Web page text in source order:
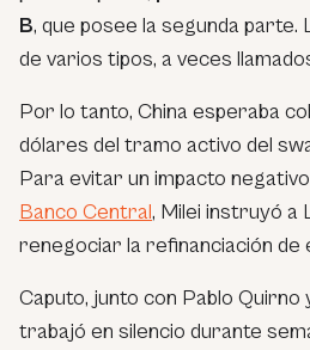
B, que posee la segunda parte.
de varios tipos, a veces
Por lo tanto, China esperaba
dólares del tramo activo del
Para evitar un impacto
Banco Central, Milei instruyó a
renegociar la refinanciación de
Caputo, junto con Pablo Quirno
trabajó en silencio durante